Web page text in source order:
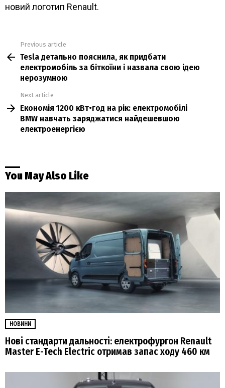
новий логотип Renault.
more
Previous article
Tesla детально пояснила, як придбати
електромобіль за біткоїни і назвала свою ідею
нерозумною
Next article
Економія 1200 кВт•год на рік: електромобілі
BMW навчать заряджатися найдешевшою
електроенергією
You May Also Like
НОВИНИ
Нові стандарти дальності: електрофургон Renault
Master E-Tech Electric отримав запас ходу 460 км